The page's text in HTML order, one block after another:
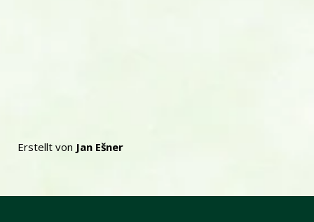
Erstellt von Jan Ešner